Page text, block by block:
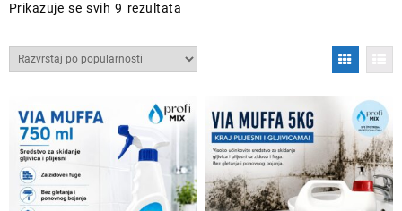
Prikazuje se svih 9 rezultata
popularnosti